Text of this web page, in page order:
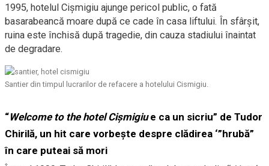
1995, hotelul Cișmigiu ajunge pericol public, o fată
basarabeancă moare după ce cade în casa liftului. În sfârșit,
ruina este închisă după tragedie, din cauza stadiului înaintat
de degradare.
Santier din timpul lucrarilor de refacere a hotelului Cismigiu.
“Welcome to the hotel Cișmigiue ca un sicriu” de Tudor
Chirilă, un hit care vorbește despre clădirea ‘”hrubă”
în care puteai să mori